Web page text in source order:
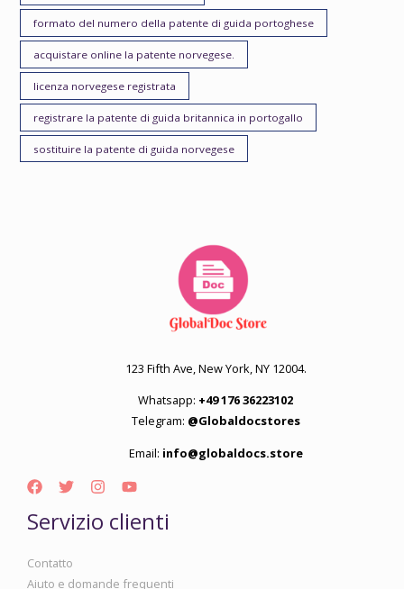
formato del numero della patente di guida portoghese
acquistare online la patente norvegese.
licenza norvegese registrata
registrare la patente di guida britannica in portogallo
sostituire la patente di guida norvegese
123 Fifth Ave, New York, NY 12004.
Whatsapp: +49 176 36223102
Telegram: @Globaldocstores
Email: info@globaldocs.store
Servizio clienti
Contatto
Aiuto e domande frequenti